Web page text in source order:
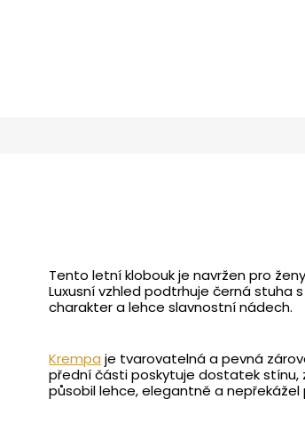
Tento letní klobouk je navržen pro
Luxusní vzhled podtrhuje černá stuha
charakter a lehce slavnostní nádech.
Krempa je tvarovatelná a pevná
přední části poskytuje dostatek stínu,
působil lehce, elegantně a nepřekážel